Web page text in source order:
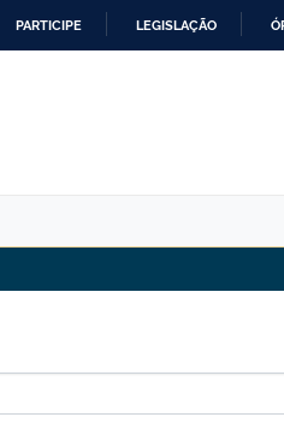
PARTICIPE LEGISLAÇÃO